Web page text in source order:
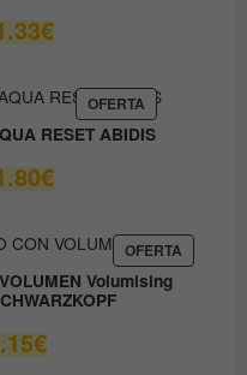
€El
precio
es:
41.33€.
OFERTAPRODUCTO
EN
OFERTA
RESET ABIDIS
€El
precio
es:
31.80€.
OFERTA
EN
Volumising
€El
precio